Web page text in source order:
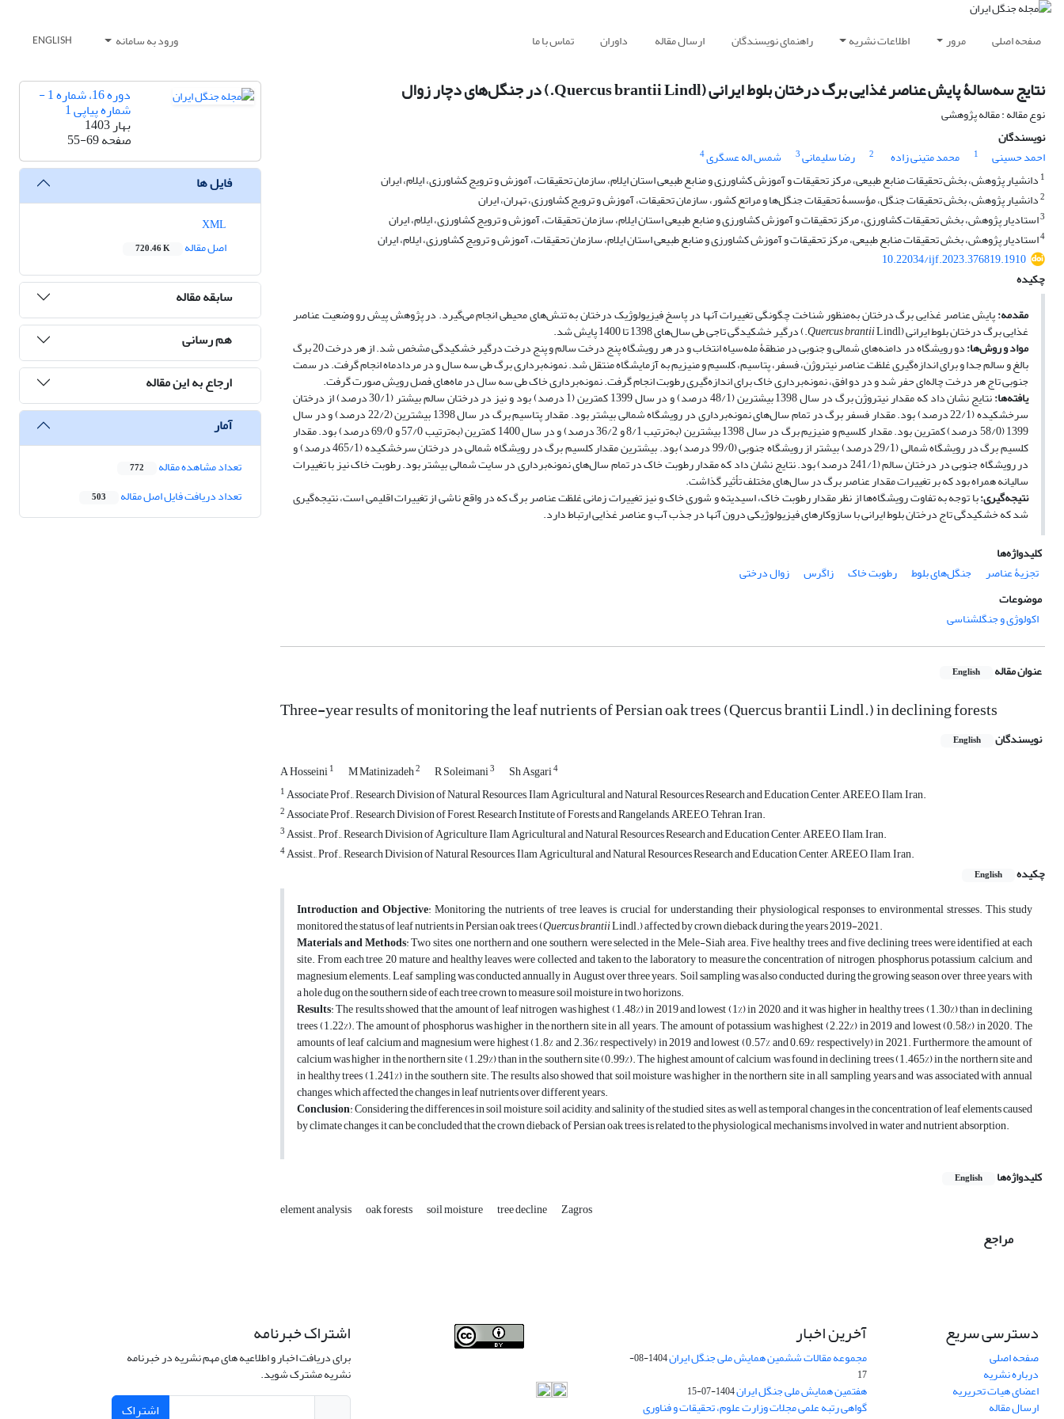
صفحه اصلی مرور اطلاعات نشریه راهنمای نویسندگان ارسال مقاله داوران تماس با ما ورود به سامانه ENGLISH
نتایج سه‌سالۀ پایش عناصر غذایی برگ درختان بلوط ایرانی (Quercus brantii Lindl.) در جنگل‌های دچار زوال
نوع مقاله : مقاله پژوهشی
نویسندگان
احمد حسینی
1 محمد متینی زاده 2 رضا سلیمانی3 شمس اله عسگری4
1 دانشیار پژوهش، بخش تحقیقات منابع طبیعی، مرکز تحقیقات و آموزش کشاورزی و منابع طبیعی استان ایلام، سازمان تحقیقات، آموزش و ترویج کشاورزی، ایلام، ایران
2دانشیار پژوهش، بخش تحقیقات جنگل، مؤسسۀ تحقیقات جنگل‌ها و مراتع کشور، سازمان تحقیقات، آموزش و ترویج کشاورزی، تهران، ایران
3استادیار پژوهش، بخش تحقیقات کشاورزی، مرکز تحقیقات و آموزش کشاورزی و منابع طبیعی استان ایلام، سازمان تحقیقات، آموزش و ترویج کشاورزی، ایلام، ایران
4استادیار پژوهش، بخش تحقیقات منابع طبیعی، مرکز تحقیقات و آموزش کشاورزی و منابع طبیعی استان ایلام، سازمان تحقیقات، آموزش و ترویج کشاورزی، ایلام، ایران
10.22034/ijf.2023.376819.1910
چکیده
مقدمه:پایش عناصر غذایی برگ درختان به‌منظور شناخت چگونگی تغییرات آنها در پاسخ فیزیولوژیک درختان به تنش‌های محیطی انجام می‌گیرد. در پژوهش پیش‌ رو وضعیت عناصر
غذایی برگ درختان بلوط ایرانی ( Quercus brantiiLindl.) درگیر خشکیدگی تاجی طی سال‌های 1398 تا 1400 پایش شد.
مواد و روش‌ها: دو رویشگاه در دامنه‌های شمالی و جنوبی در منطقۀ مله‌سیاه انتخاب و در هر رویشگاه پنج درخت سالم و پنج درخت درگیر خشکیدگی مشخص شد. از هر درخت 20 برگ
بالغ و سالم جدا و برای اندازه‌گیری غلظت عناصر نیتروژن، فسفر، پتاسیم، کلسیم و منیزیم به آزمایشگاه منتقل شد. نمونه‌برداری برگ طی سه سال و در مردادماه انجام گرفت. در سمت
جنوبی تاج هر درخت چاله‌ای حفر شد و در دو افق، نمونه‌برداری خاک برای اندازه‌گیری رطوبت انجام گرفت. نمونه‌برداری خاک طی سه سال در ماه‌های فصل رویش صورت گرفت.
یافته‌ها: نتایج نشان داد که مقدار نیتروژن برگ در سال 1398 بیشترین (48/1 درصد) و در سال 1399 کمترین (1 درصد) بود و نیز در درختان سالم بیشتر (30/1 درصد) از درختان
سرخشکیده (22/1 درصد) بود. مقدار فسفر برگ در تمام سال‌های نمونه‌برداری در رویشگاه شمالی بیشتر بود. مقدار پتاسیم برگ در سال 1398 بیشترین (22/2 درصد) و در سال
1399 (58/0 درصد) کمترین بود. مقدار کلسیم و منیزیم برگ در سال 1398 بیشترین (به‌ترتیب 8/1 و 36/2 درصد) و در سال 1400 کمترین (به‌ترتیب 57/0 و 69/0 درصد) بود. مقدار
کلسیم برگ در رویشگاه شمالی (29/1 درصد) بیشتر از رویشگاه جنوبی (99/0 درصد) بود. بیشترین مقدار کلسیم برگ در رویشگاه شمالی در درختان سرخشکیده (465/1 درصد) و
در رویشگاه جنوبی در درختان سالم (241/1 درصد) بود. نتایج نشان داد که مقدار رطوبت خاک در تمام سال‌های نمونه‌برداری در سایت شمالی بیشتر بود. رطوبت خاک نیز با تغییرات
سالیانه همراه بود که بر تغییرات مقدار عناصر برگ در سال‌های مختلف تأثیر گذاشت.
نتیجه‌گیری:با توجه به تفاوت رویشگاه‌ها از نظر مقدار رطوبت خاک، اسیدیته و شوری خاک و نیز تغییرات زمانی غلظت عناصر برگ که در واقع ناشی از تغییرات اقلیمی است، نتیجه‌گیری
شد که خشکیدگی تاج درختان بلوط ایرانی با سازوکارهای فیزیولوژیکی درون آنها در جذب آب و عناصر غذایی ارتباط دارد.
کلیدواژه‌ها
تجزیۀ عناصر
جنگل‌های بلوط رطوبت خاک زاگرس
زوال درختی
موضوعات
اکولوژی و جنگلشناسی
عنوان مقاله English
Three-year results of monitoring the leaf nutrients of Persian oak trees (Quercus brantii Lindl.) in declining forests
نویسندگان English
A Hosseini1 M Matinizadeh2 R Soleimani3 Sh Asgari4
1Associate Prof., Research Division of Natural Resources, Ilam Agricultural and Natural Resources Research and Education Center, AREEO, Ilam, Iran.
2Associate Prof., Research Division of Forest, Research Institute of Forests and Rangelands, AREEO, Tehran, Iran.
3Assist., Prof., Research Division of Agriculture, Ilam Agricultural and Natural Resources Research and Education Center, AREEO, Ilam, Iran.
4Assist., Prof., Research Division of Natural Resources, Ilam Agricultural and Natural Resources Research and Education Center, AREEO, Ilam, Iran.
چکیده
English
Introduction and Objective: Monitoring the nutrients of tree leaves is crucial for understanding their physiological responses to environmental stresses. This study
monitored the status of leaf nutrients in Persian oak trees (Quercus brantiiLindl.) affected by crown dieback during the years 2019-2021.
Materials and Methods: Two sites, one northern and one southern, were selected in the Mele-Siah area. Five healthy trees and five declining trees were identified at each
site. From each tree, 20 mature and healthy leaves were collected and taken to the laboratory to measure the concentration of nitrogen, phosphorus, potassium, calcium, and
magnesium elements. Leaf sampling was conducted annually in August over three years. Soil sampling was also conducted during the growing season over three years, with
a hole dug on the southern side of each tree crown to measure soil moisture in two horizons.
Results: The results showed that the amount of leaf nitrogen was highest (1.48%) in 2019 and lowest (1%) in 2020, and it was higher in healthy trees (1.30%) than in declining
trees (1.22%). The amount of phosphorus was higher in the northern site in all years. The amount of potassium was highest (2.22%) in 2019 and lowest (0.58%) in 2020. The
amounts of leaf calcium and magnesium were highest (1.8% and 2.36% respectively) in 2019 and lowest (0.57% and 0.69% respectively) in 2021. Furthermore, the amount of
calcium was higher in the northern site (1.29%) than in the southern site (0.99%). The highest amount of calcium was found in declining trees (1.465%) in the northern site and
in healthy trees (1.241%) in the southern site. The results also showed that soil moisture was higher in the northern site in all sampling years and was associated with annual
changes, which affected the changes in leaf nutrients over different years.
Conclusion: Considering the differences in soil moisture, soil acidity, and salinity of the studied sites, as well as temporal changes in the concentration of leaf elements caused
by climate changes, it can be concluded that the crown dieback of Persian oak trees is related to the physiological mechanisms involved in water and nutrient absorption.
کلیدواژه‌ها English
element analysis oak forests soil moisture tree decline Zagros
مراجع
دوره 16، شماره 1 -
شماره پیاپی 1
بهار 1403
صفحه55-69
فایل ها
اصل مقاله
720.46 K
سابقه مقاله
هم رسانی
ارجاع به این مقاله
آمار
تعداد مشاهده مقاله 772
تعداد دریافت فایل اصل مقاله 503
دسترسی سریع
صفحه اصلی
درباره نشریه
اعضای هیات تحریریه
ارسال مقاله
آخرین اخبار
مجموعه مقالات ششمین همایش ملی جنگل ایران
1404-08-
17
هفتمین همایش ملی جنگل ایران1404-07-15
گواهی رتبه علمی مجلات وزارت علوم، تحقیقات و فناوری
Attribution 4.0 International
اشتراک خبرنامه
برای دریافت اخبار و اطلاعیه های مهم نشریه در خبرنامه
نشریه مشترک شوید.
اشتراک